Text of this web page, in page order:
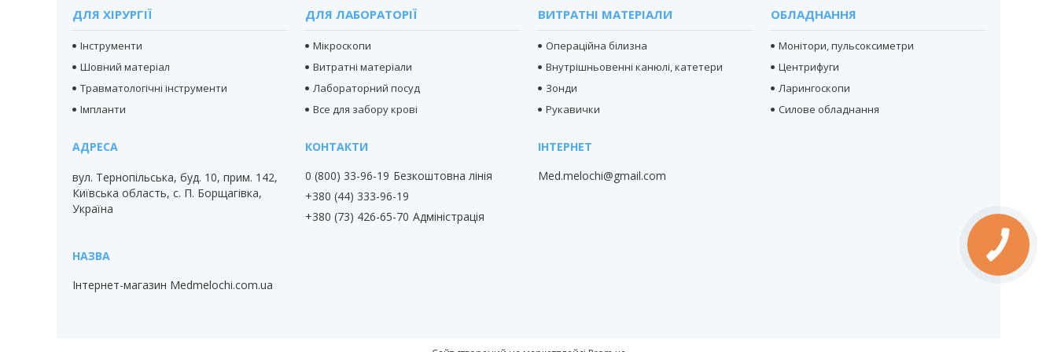
ДЛЯ ХІРУРГІЇ
Інструменти
Шовний матеріал
Травматологічні інструменти
Імпланти
ДЛЯ ЛАБОРАТОРІЇ
Мікроскопи
Витратні матеріали
Лабораторний посуд
Все для забору крові
ВИТРАТНІ МАТЕРІАЛИ
Операційна білизна
Внутрішньовенні канюлі, катетери
Зонди
Рукавички
ОБЛАДНАННЯ
Монітори, пульсоксиметри
Центрифуги
Ларингоскопи
Силове обладнання
вул. Тернопільська, буд. 10, прим. 142,
Київська область, с. П. Борщагівка,
Україна
Інтернет-магазин Medmelochi.com.ua
0 (800) 33-96-19 Безкоштовна лінія
+380 (44) 333-96-19
+380 (73) 426-65-70 Адміністрація
Med.melochi@gmail.com